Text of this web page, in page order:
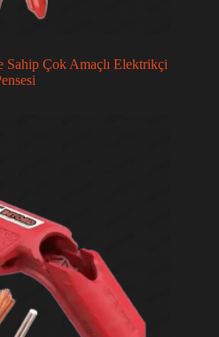
Sahip Çok Amaçlı Elektrikçi